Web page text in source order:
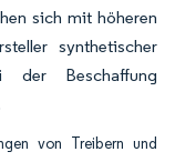
sich mit höheren
synthetischer
der Beschaffung
von Treibern und